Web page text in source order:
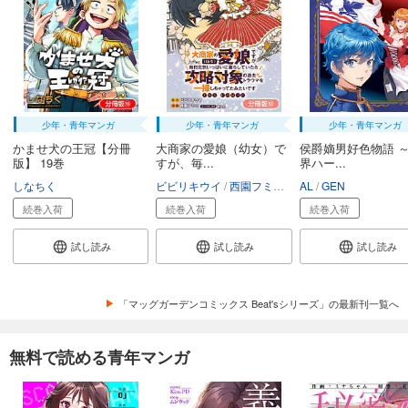
少年・青年マンガ
かませ犬の王冠【分冊
版】 19巻
しなちく
続巻入荷
試し読み
少年・青年マンガ
大商家の愛娘（幼女）で
すが、毎...
ビビリキウイ 西園フミコ れんた
続巻入荷
試し読み
少年・青年マンガ
侯爵嫡男好色物語
界ハー...
AL GEN
続巻入荷
試し読み
「マッグガーデンコミックス Beat'sシリーズ」の最新刊一覧へ
無料で読める青年マンガ